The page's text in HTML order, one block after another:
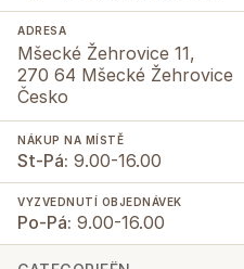
ADRESA
Mšecké Žehrovice 11,
270 64 Mšecké Žehrovice
Česko
NÁKUP NA MÍSTĚ
St-Pá: 9.00-16.00
VYZVEDNUTÍ OBJEDNÁVEK
Po-Pá: 9.00-16.00